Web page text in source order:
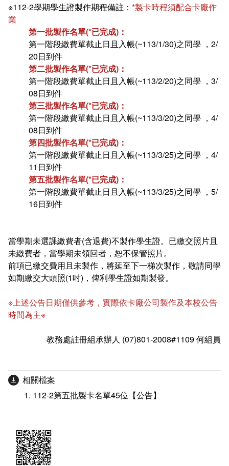
※112-2學期學生證製作期程備註： *製卡時程須配合卡廠作
業
第一批製作名單(*已完成)：
第一階段繳費單截止日且入帳(~113/1/30)之同學 ，2/
20日到件
第二批製作名單(*已完成)：
第一階段繳費單截止日且入帳(~113/2/20)之同學 ，3/
08日到件
第三批製作名單(*已完成)：
第一階段繳費單截止日且入帳(~113/3/20)之同學 ，4/
08日到件
第四批製作名單(*已完成)：
第一階段繳費單截止日且入帳(~113/3/25)之同學 ，4/
11日到件
第五批製作名單(*已完成)：
第一階段繳費單截止日且入帳(~113/3/25)之同學 ，5/
16日到件
當學期未選課繳費者(含退費)不製作學生證。已繳交照片且
未繳費者，當學期未領回者，恕不保管照片。
前項已繳交費用且未製作，將延至下一梯次製作，敬請同學
如期繳交大頭照(1吋)，俾利學生證如期製發。
※上述公告日期僅供參考，實際依卡廠公司製作及本校公告
時間為主※
教務處註冊組承辦人 (07)801-2008#1109 何組員
相關檔案
112-2第五批製卡名單45位【公告】